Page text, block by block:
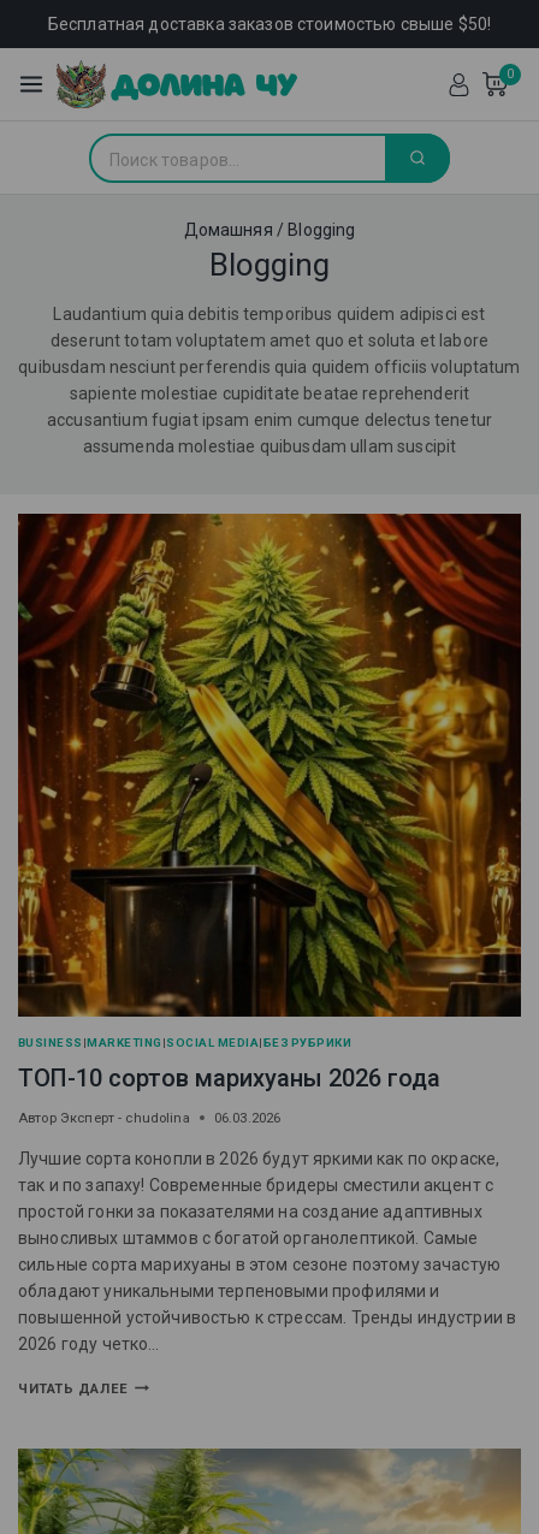
Бесплатная доставка заказов стоимостью свыше $50!
0
Домашняя / Blogging
Blogging
Laudantium quia debitis temporibus quidem adipisci est
deserunt totam voluptatem amet quo et soluta et labore
quibusdam nesciunt perferendis quia quidem officiis voluptatum
sapiente molestiae cupiditate beatae reprehenderit
accusantium fugiat ipsam enim cumque delectus tenetur
assumenda molestiae quibusdam ullam suscipit
BUSINESS |MARKETING |SOCIAL MEDIA|БЕЗ РУБРИКИ
ТОП-10 сортов марихуаны 2026 года
Автор Эксперт - chudolina 06.03.2026
Лучшие сорта конопли в 2026 будут яркими как по окраске,
так и по запаху! Современные бридеры сместили акцент с
простой гонки за показателями на создание адаптивных
выносливых штаммов с богатой органолептикой. Самые
сильные сорта марихуаны в этом сезоне поэтому зачастую
обладают уникальными терпеновыми профилями и
повышенной устойчивостью к стрессам. Тренды индустрии в
2026 году четко…
ЧИТАТЬ ДАЛЕЕ